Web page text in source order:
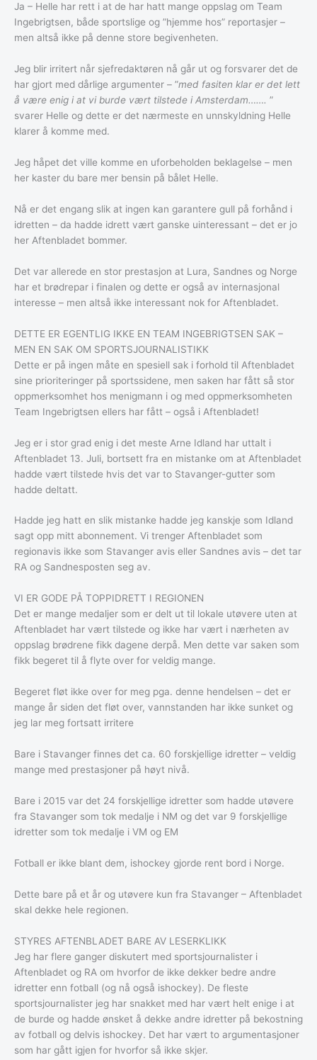
Ja – Helle har rett i at de har hatt mange oppslag om Team
Ingebrigtsen, både sportslige og ”hjemme hos” reportasjer –
men altså ikke på denne store begivenheten.
Jeg blir irritert når sjefredaktøren nå går ut og forsvarer det de
har gjort med dårlige argumenter – ”med fasiten klar er det lett
å være enig i at vi burde vært tilstede i Amsterdam……. ”
svarer Helle og dette er det nærmeste en unnskyldning Helle
klarer å komme med.
Jeg håpet det ville komme en uforbeholden beklagelse – men
her kaster du bare mer bensin på bålet Helle.
Nå er det engang slik at ingen kan garantere gull på forhånd i
idretten – da hadde idrett vært ganske uinteressant – det er jo
her Aftenbladet bommer.
Det var allerede en stor prestasjon at Lura, Sandnes og Norge
har et brødrepar i finalen og dette er også av internasjonal
interesse – men altså ikke interessant nok for Aftenbladet.
DETTE ER EGENTLIG IKKE EN TEAM INGEBRIGTSEN SAK –
MEN EN SAK OM SPORTSJOURNALISTIKK
Dette er på ingen måte en spesiell sak i forhold til Aftenbladet
sine prioriteringer på sportssidene, men saken har fått så stor
oppmerksomhet hos menigmann i og med oppmerksomheten
Team Ingebrigtsen ellers har fått – også i Aftenbladet!
Jeg er i stor grad enig i det meste Arne Idland har uttalt i
Aftenbladet 13. Juli, bortsett fra en mistanke om at Aftenbladet
hadde vært tilstede hvis det var to Stavanger-gutter som
hadde deltatt.
Hadde jeg hatt en slik mistanke hadde jeg kanskje som Idland
sagt opp mitt abonnement. Vi trenger Aftenbladet som
regionavis ikke som Stavanger avis eller Sandnes avis – det tar
RA og Sandnesposten seg av.
VI ER GODE PÅ TOPPIDRETT I REGIONEN
Det er mange medaljer som er delt ut til lokale utøvere uten at
Aftenbladet har vært tilstede og ikke har vært i nærheten av
oppslag brødrene fikk dagene derpå. Men dette var saken som
fikk begeret til å flyte over for veldig mange.
Begeret fløt ikke over for meg pga. denne hendelsen – det er
mange år siden det fløt over, vannstanden har ikke sunket og
jeg lar meg fortsatt irritere
Bare i Stavanger finnes det ca. 60 forskjellige idretter – veldig
mange med prestasjoner på høyt nivå.
Bare i 2015 var det 24 forskjellige idretter som hadde utøvere
fra Stavanger som tok medalje i NM og det var 9 forskjellige
idretter som tok medalje i VM og EM
Fotball er ikke blant dem, ishockey gjorde rent bord i Norge.
Dette bare på et år og utøvere kun fra Stavanger – Aftenbladet
skal dekke hele regionen.
STYRES AFTENBLADET BARE AV LESERKLIKK
Jeg har flere ganger diskutert med sportsjournalister i
Aftenbladet og RA om hvorfor de ikke dekker bedre andre
idretter enn fotball (og nå også ishockey). De fleste
sportsjournalister jeg har snakket med har vært helt enige i at
de burde og hadde ønsket å dekke andre idretter på bekostning
av fotball og delvis ishockey. Det har vært to argumentasjoner
som har gått igjen for hvorfor så ikke skjer.